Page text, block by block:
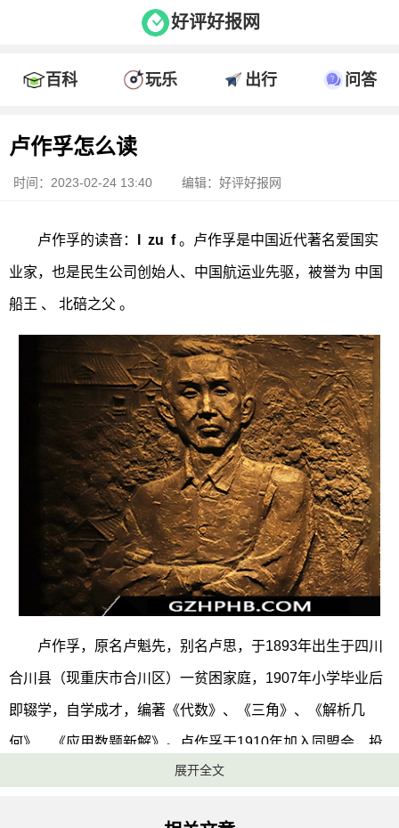
好评好报网
百科 玩乐 出行 问答
卢作孚怎么读
时间：2023-02-24 13:40 编辑：好评好报网
卢作孚的读音： l zu f。卢作孚是中国近代著名爱国实
业家，也是民生公司创始人、中国航运业先驱，被誉为 中国
船王 、 北碚之父 。
卢作孚，原名卢魁先，别名卢思，于1893年出生于四川
合川县（现重庆市合川区）一贫困家庭，1907年小学毕业后
即辍学，自学成才，编著《代数》、《三角》、《解析几
何》、《应用数题新解》。卢作孚于1910年加入同盟会，投
身辛亥革命。1925年创办了民生公司，后粉碎了外国船运势
展开全文